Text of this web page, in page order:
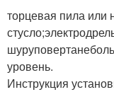
торцевая пила или
уровень.
Инструкция